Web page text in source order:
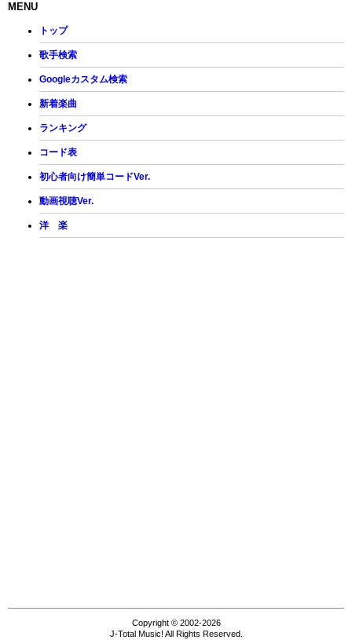
MENU
トップ
歌手検索
Googleカスタム検索
新着楽曲
ランキング
コード表
初心者向け簡単コードVer.
動画視聴Ver.
洋 楽
Copyright © 2002-2026
J-Total Music! All Rights Reserved.